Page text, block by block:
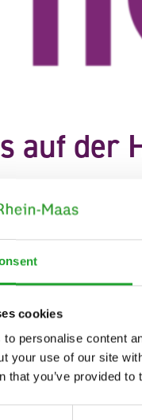
cookies
to personalise content
your use of our site
that you’ve provided
auf der
wir Deutschlands
(NL), der größten
Bekanntheitsgrad
ins Gespräch zu
Michel Tax und
an der Messe